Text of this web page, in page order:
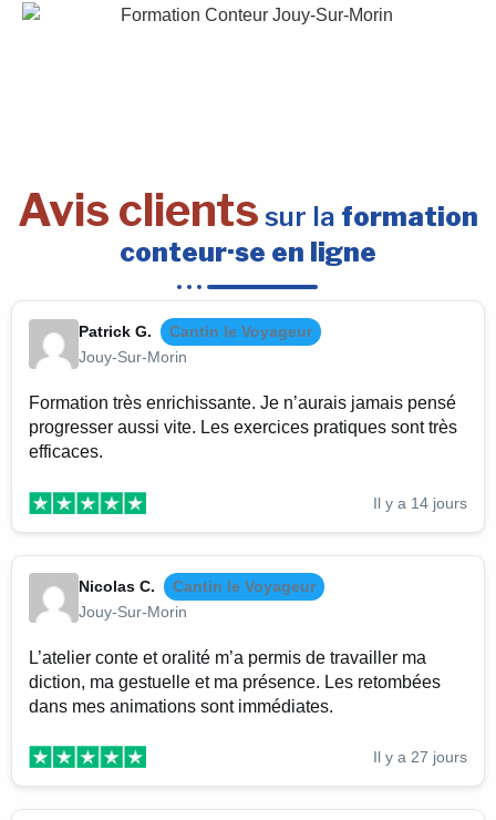
Avis clients sur la formation
conteur·se en ligne
Patrick G.
Cantin le Voyageur
Jouy-Sur-Morin
Formation très enrichissante. Je n’aurais jamais pensé
progresser aussi vite. Les exercices pratiques sont très
efficaces.
Il y a 14 jours
Nicolas C.
Cantin le Voyageur
Jouy-Sur-Morin
L’atelier conte et oralité m’a permis de travailler ma
diction, ma gestuelle et ma présence. Les retombées
dans mes animations sont immédiates.
Il y a 27 jours